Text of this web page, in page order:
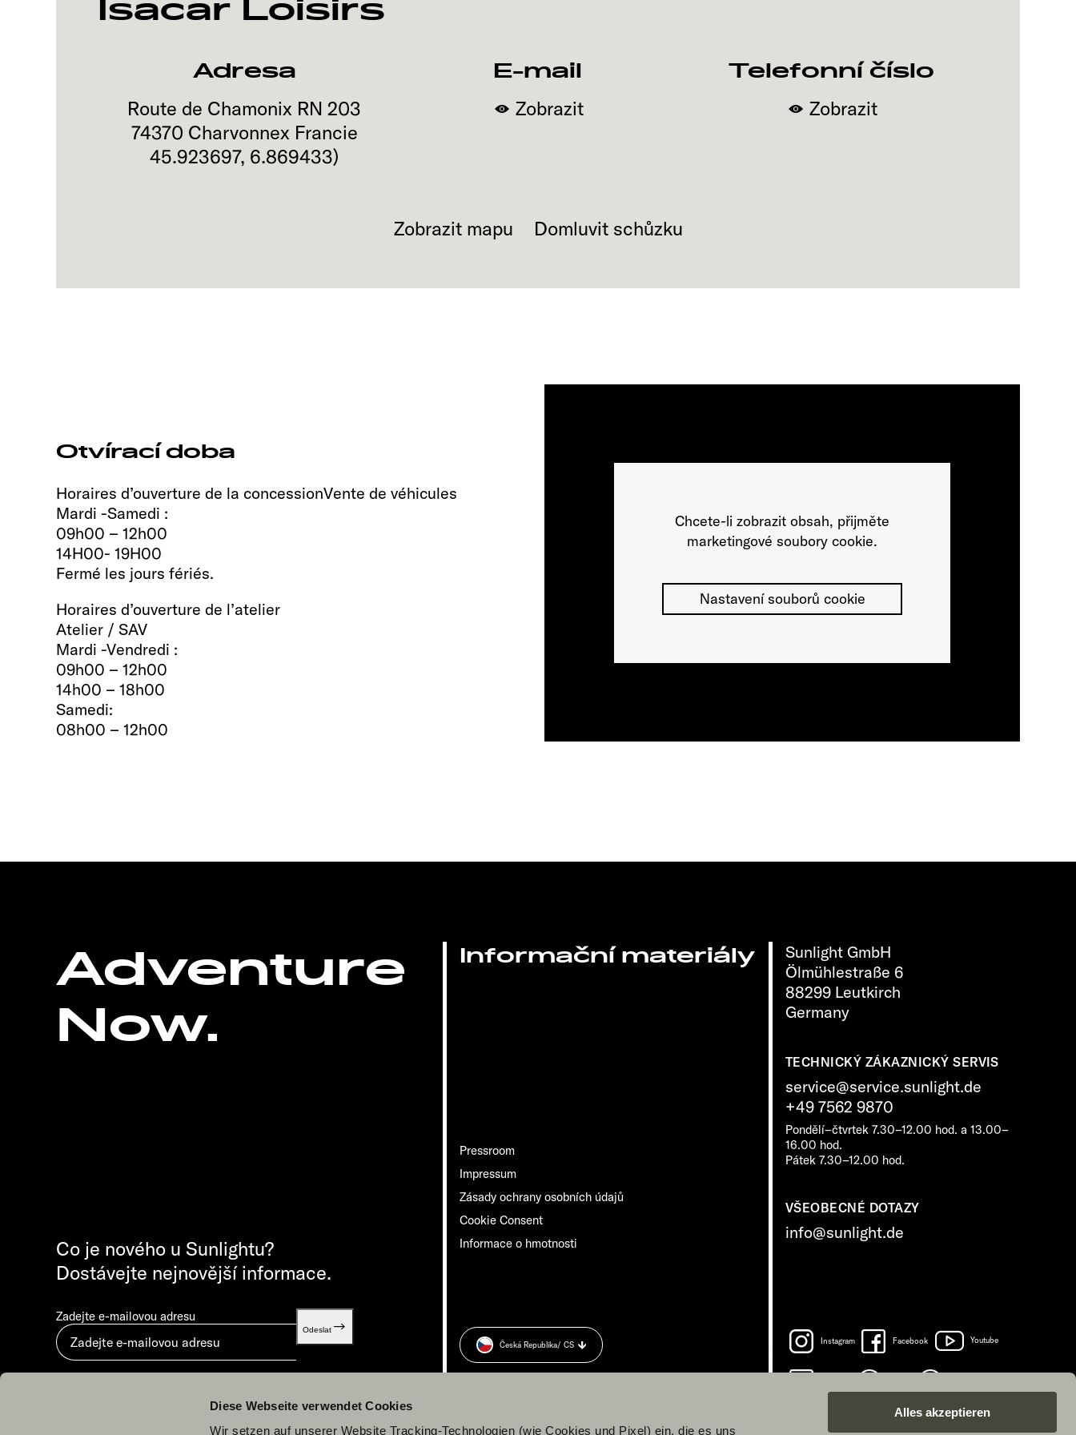
Diese Webseite verwendet Cookies
Wir setzen auf unserer Website Tracking-Technologien (wie Cookies und Pixel) ein, die es uns
Alles akzeptieren
Isacar Loisirs
Adresa
Route de Chamonix RN 203
74370 Charvonnex Francie
45.923697, 6.869433)
E-mail
Zobrazit
Telefonní číslo
Zobrazit
Zobrazit mapu Domluvit schůzku
Otvírací doba
Horaires d’ouverture de la concessionVente de véhicules
Mardi -Samedi :
09h00 – 12h00
14H00- 19H00
Fermé les jours fériés.
Horaires d’ouverture de l’atelier
Atelier / SAV
Mardi -Vendredi :
09h00 – 12h00
14h00 – 18h00
Samedi:
08h00 – 12h00
Chcete-li zobrazit obsah, přijměte
marketingové soubory cookie.
Nastavení souborů cookie
Adventure
Now.
Sunlight GmbH
Ölmühlestraße 6
88299 Leutkirch
Germany
TECHNICKÝ ZÁKAZNICKÝ SERVIS
service@service.sunlight.de
+49 7562 9870
Pondělí–čtvrtek 7.30–12.00 hod. a 13.00–
16.00 hod.
Pátek 7.30–12.00 hod.
VŠEOBECNÉ DOTAZY
info@sunlight.de
Informační materiály
Pressroom
Impressum
Zásady ochrany osobních údajů
Cookie Consent
Informace o hmotnosti
Co je nového u Sunlightu?
Dostávejte nejnovější informace.
Zadejte e-mailovou adresu
Odeslat
Odesláním vyjadřujete souhlas s dokumentem „
Instagram Facebook Youtube
Česká Republika/ CS